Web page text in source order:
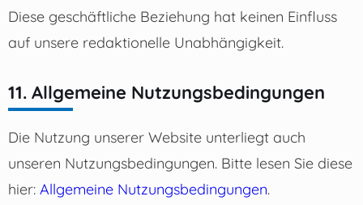
Diese geschäftliche Beziehung hat keinen Einfluss
auf unsere redaktionelle Unabhängigkeit.
11. Allgemeine Nutzungsbedingungen
Die Nutzung unserer Website unterliegt auch
unseren Nutzungsbedingungen. Bitte lesen Sie diese
hier: Allgemeine Nutzungsbedingungen.